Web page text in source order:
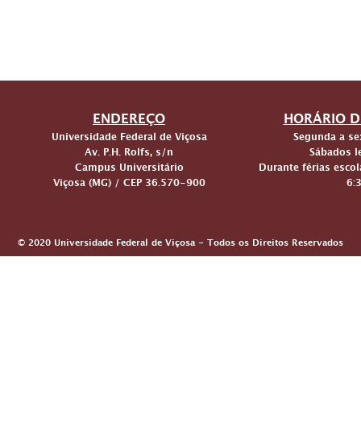
ENDEREÇO
Universidade Federal de Viçosa
Av. P.H. Rolfs, s/n
Campus Universitário
Viçosa (MG) / CEP 36.570-900
HORÁRIO
Segunda a
Sábados
Durante férias
© 2020 Universidade Federal de Viçosa - Todos os Direitos Reservados